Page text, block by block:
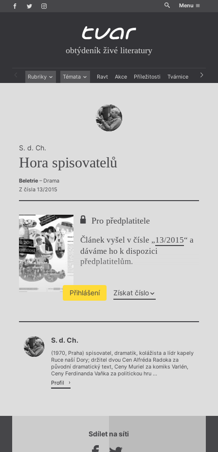
Menu
obtýdeník živé literatury
Rubriky Témata Ravt Akce Příležitosti Tvárnice Archiv
S. d. Ch.
Hora spisovatelů
Beletrie– Drama
Z čísla 13/2015
Pro předplatitele
Článek vyšel v čísle „13/2015“ a
dáváme ho k dispozici
předplatitelům.
Přihlášení Získat číslo
Chviličku.
S. d. Ch.
(1970, Praha) spisovatel, dramatik, kolážista a lídr kapely
Ruce naší Dory; držitel dvou Cen Alfréda Radoka za
původní dramatický text, Ceny Muriel za komiks Varlén,
Ceny Ferdinanda Vaňka za politickou hru ...
Profil
Sdílet na síti